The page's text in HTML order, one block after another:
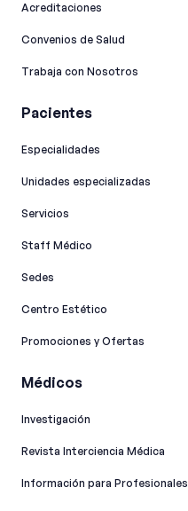
Acreditaciones
Convenios de Salud
Trabaja con Nosotros
Pacientes
Especialidades
Unidades especializadas
Servicios
Staff Médico
Sedes
Centro Estético
Promociones y Ofertas
Médicos
Investigación
Revista Interciencia Médica
Información para Profesionales